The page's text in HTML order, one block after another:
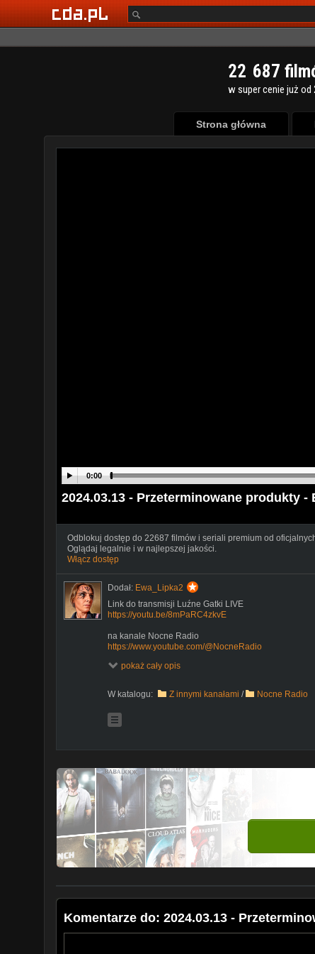
22 687
w super cenie już od
Strona główna
0:00
2024.03.13 - Przeterminowane produkty -
Odblokuj dostęp do 22687 filmów i seriali premium od
Oglądaj legalnie i w najlepszej jakości.
Włącz dostęp
Dodał: Ewa_Lipka2
Link do transmisji Luźne Gatki LIVE
https://youtu.be/8mPaRC4zkvE
na kanale Nocne Radio
https://www.youtube.com/@NocneRadio
pokaż cały opis
W katalogu: Z innymi kanałami / Nocne Radio
Komentarze do: 2024.03.13 -